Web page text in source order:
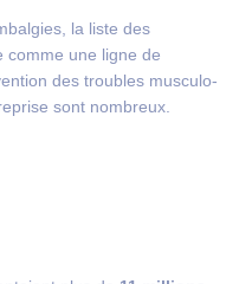
la liste des
comme une ligne de
des troubles musculo-
sont nombreux.